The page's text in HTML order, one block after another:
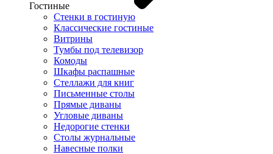
Гостиные
Стенки в гостиную
Классические гостиные
Витрины
Тумбы под телевизор
Комоды
Шкафы распашные
Стеллажи для книг
Письменные столы
Прямые диваны
Угловые диваны
Недорогие стенки
Столы журнальные
Навесные полки